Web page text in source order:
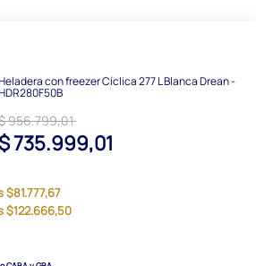
con freezer Cíclica 277 L Blanca Drean -
956.799,01
735.999,01
$122.666,50